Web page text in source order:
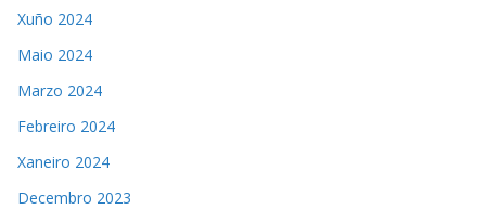
Xuño 2024
Maio 2024
Marzo 2024
Febreiro 2024
Xaneiro 2024
Decembro 2023